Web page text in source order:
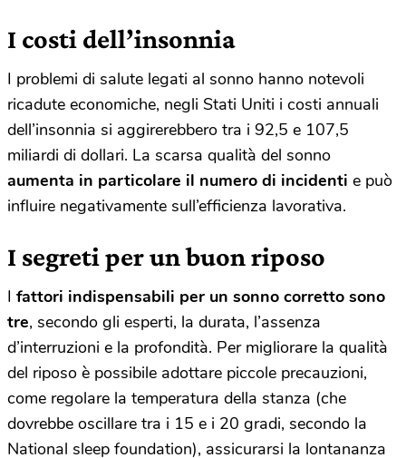
I costi dell’insonnia
I problemi di salute legati al sonno hanno notevoli
ricadute economiche, negli Stati Uniti i costi annuali
dell’insonnia si aggirerebbero tra i 92,5 e 107,5
miliardi di dollari. La scarsa qualità del sonno
aumenta in particolare il numero di incidenti e può
influire negativamente sull’efficienza lavorativa.
I segreti per un buon riposo
I fattori indispensabili per un sonno corretto sono
tre, secondo gli esperti, la durata, l’assenza
d’interruzioni e la profondità. Per migliorare la qualità
del riposo è possibile adottare piccole precauzioni,
come regolare la temperatura della stanza (che
dovrebbe oscillare tra i 15 e i 20 gradi, secondo la
National sleep foundation), assicurarsi la lontananza